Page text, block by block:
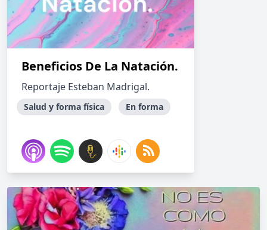
Beneficios De La Natación.
Reportaje Esteban Madrigal.
Salud y forma física En forma